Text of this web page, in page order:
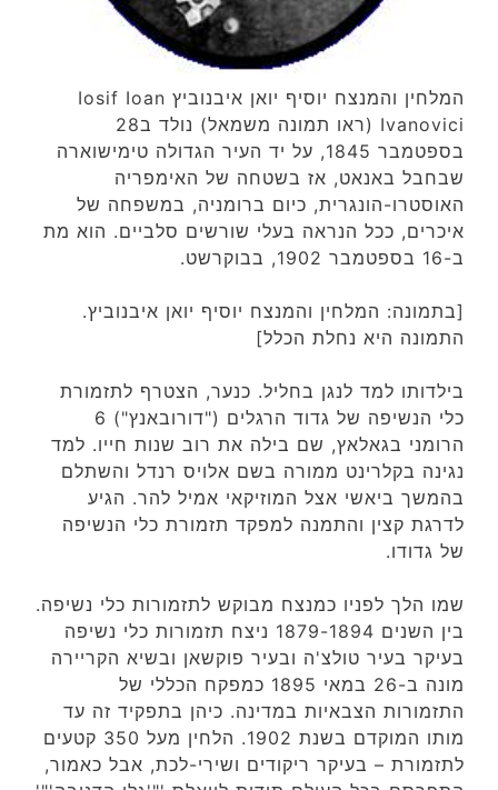
המלחין והמנצח יוסיף יואן איבנוביץ Iosif Ioan
Ivanovici (ראו תמונה משמאל) נולד ב28
בספטמבר 1845, על יד העיר הגדולה טימישוארה
שבחבל באנאט, אז בשטחה של האימפריה
האוסטרו-הונגרית, כיום ברומניה, במשפחה של
איכרים, ככל הנראה בעלי שורשים סלביים. הוא מת
ב-16 בספטמבר 1902, בבוקרשט.
[בתמונה: המלחין והמנצח יוסיף יואן איבנוביץ.
התמונה היא נחלת הכלל]
בילדותו למד לנגן בחליל. כנער, הצטרף לתזמורת
כלי הנשיפה של גדוד הרגלים ("דורובאנץ") 6
הרומני בגאלאץ, שם בילה את רוב שנות חייו. למד
נגינה בקלרינט ממורה בשם אלויס רנדל והשתלם
בהמשך ביאשי אצל המוזיקאי אמיל להר. הגיע
לדרגת קצין והתמנה למפקד תזמורת כלי הנשיפה
של גדודו.
שמו הלך לפניו כמנצח מבוקש לתזמורות כלי נשיפה.
בין השנים 1879-1894 ניצח תזמורות כלי נשיפה
בעיקר בעיר טולצ'ה ובעיר פוקשאן ובשיא הקריירה
מונה ב-26 במאי 1895 כמפקח הכללי של
התזמורות הצבאיות במדינה. כיהן בתפקיד זה עד
מותו המוקדם בשנת 1902. הלחין מעל 350 קטעים
לתזמורת – בעיקר ריקודים ושירי-לכת, אבל כאמור,